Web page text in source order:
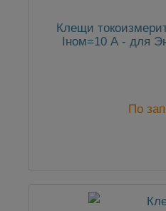
Клещи
Iном=10 А - для
По